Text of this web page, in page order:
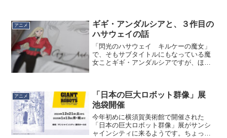
アニメ
ギギ・アンダルシアと、３作目の
ハサウェイの話
「閃光のハサウェイ キルケーの魔女」
で、そもサブタイトルにもなっている魔
女ことギギ・アンダルシアですが、ほう
たかと言われると…...
アニメ
「日本の巨大ロボット群像」展
池袋開催
今年初めに横須賀美術館で開催された
「日本の巨大ロボット群像」展がサンシ
ャインシティに来るようです。ちょっと